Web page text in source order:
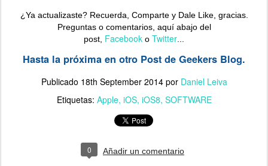
¿Ya actualizaste? Recuerda, Comparte y Dale Like, gracias.
Preguntas o comentarios, aquí abajo del
post, Facebook o Twitter
Hasta la próxima en otro Post de Geekers Blog.
Publicado 18th September 2014por Daniel Leiva
Etiquetas: Apple iOS iOS8 SOFTWARE
0 Añadir un comentario